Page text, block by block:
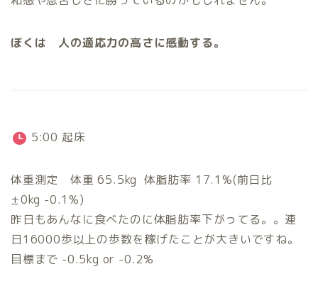
ぼくは 人の適応力の高さに感動する。
5:00 起床
体重測定 体重 65.5kg 体脂肪率 17.1%(前日比
±0kg -0.1%)
昨日もあんなに食べたのに体脂肪率下がってる。。連
日16000歩以上の歩数を稼げたことが大きいですね。
目標まで -0.5kg or -0.2%